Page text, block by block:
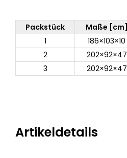
Packstück Maße [cm]
1
186×103×10
2
202×92×47
3
202×92×47
Artikeldetails